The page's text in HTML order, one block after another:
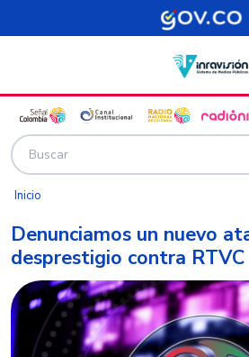
Pasar al contenido principal
Inicio
Denunciamos un nuevo
desprestigio contra